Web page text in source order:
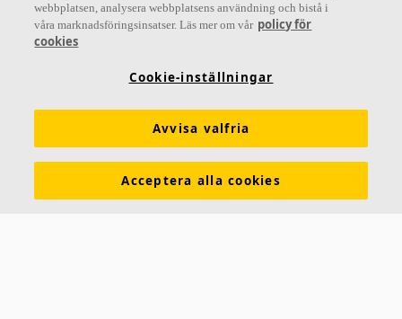
Letar du efter?
Kulörer och ytskikt Funktionskrav Mängdkalkylator
Prislistor Broschyrer The Lab Virtual Reality
Nyhetsrum
webbplatsen, analysera webbplatsens användning och bistå i
våra marknadsföringsinsatser. Läs mer om vår policy för
cookies
Cookie-inställningar
Avvisa valfria
Acceptera alla cookies